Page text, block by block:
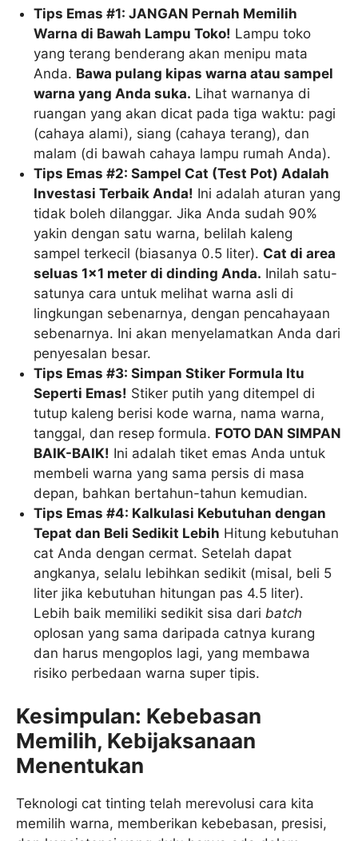
Tips Emas #1: JANGAN Pernah Memilih
Warna di Bawah Lampu Toko! Lampu toko
yang terang benderang akan menipu mata
Anda. Bawa pulang kipas warna atau sampel
warna yang Anda suka. Lihat warnanya di
ruangan yang akan dicat pada tiga waktu: pagi
(cahaya alami), siang (cahaya terang), dan
malam (di bawah cahaya lampu rumah Anda).
Tips Emas #2: Sampel Cat (Test Pot) Adalah
Investasi Terbaik Anda! Ini adalah aturan yang
tidak boleh dilanggar. Jika Anda sudah 90%
yakin dengan satu warna, belilah kaleng
sampel terkecil (biasanya 0.5 liter). Cat di area
seluas 1×1 meter di dinding Anda. Inilah satu-
satunya cara untuk melihat warna asli di
lingkungan sebenarnya, dengan pencahayaan
sebenarnya. Ini akan menyelamatkan Anda dari
penyesalan besar.
Tips Emas #3: Simpan Stiker Formula Itu
Seperti Emas! Stiker putih yang ditempel di
tutup kaleng berisi kode warna, nama warna,
tanggal, dan resep formula. FOTO DAN SIMPAN
BAIK-BAIK! Ini adalah tiket emas Anda untuk
membeli warna yang sama persis di masa
depan, bahkan bertahun-tahun kemudian.
Tips Emas #4: Kalkulasi Kebutuhan dengan
Tepat dan Beli Sedikit Lebih Hitung kebutuhan
cat Anda dengan cermat. Setelah dapat
angkanya, selalu lebihkan sedikit (misal, beli 5
liter jika kebutuhan hitungan pas 4.5 liter).
Lebih baik memiliki sedikit sisa dari batch
oplosan yang sama daripada catnya kurang
dan harus mengoplos lagi, yang membawa
risiko perbedaan warna super tipis.
Kesimpulan: Kebebasan
Memilih, Kebijaksanaan
Menentukan
Teknologi cat tinting telah merevolusi cara kita
memilih warna, memberikan kebebasan, presisi,